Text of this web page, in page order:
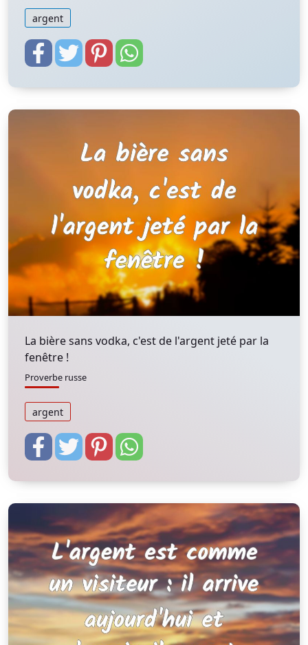
argent
La bière sans vodka, c'est de l'argent jeté par la
fenêtre !
Proverbe russe
argent